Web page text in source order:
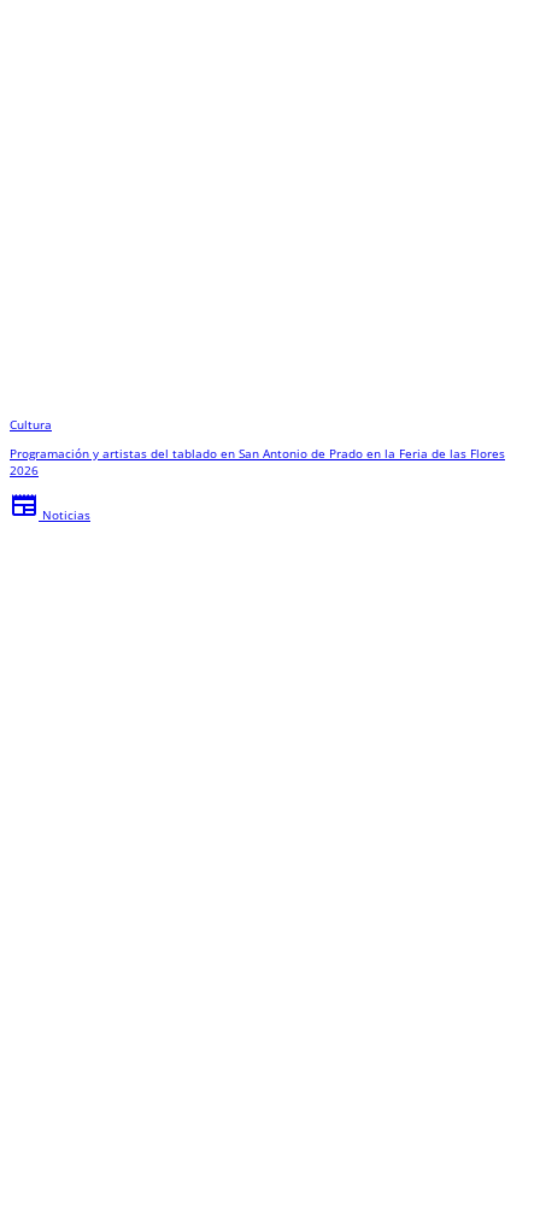
Cultura
Programación y artistas del tablado en San Antonio de Prado en la Feria de las Flores
2026
newspaper Noticias